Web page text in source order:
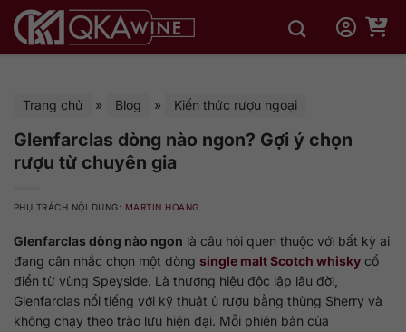
qua
Trang chủ » Blog » Kiến thức rượu ngoại
Glenfarclas dòng nào ngon? Gợi ý chọn
rượu từ chuyên gia
PHỤ TRÁCH NỘI DUNG: MARTIN HOANG
Glenfarclas dòng nào ngon là câu hỏi quen thuộc với bất kỳ ai
đang cân nhắc chọn một dòng single malt Scotch whisky cổ
điển từ vùng Speyside. Là thương hiệu độc lập lâu đời,
Glenfarclas nổi tiếng với kỹ thuật ủ rượu bằng thùng Sherry và
không chạy theo trào lưu hiện đại. Mỗi phiên bản của